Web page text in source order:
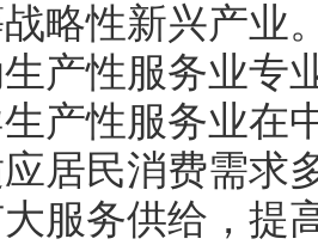
略性新兴产业
产性服务业专
产性服务业在
居民消费需求
服务供给，提